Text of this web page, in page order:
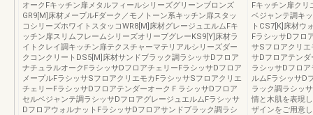
オークFキッチン扉メタルフィールシリーズグリーンブロンズ
GR9[M]床材メープルFダーク／モノトーン系キッチン扉スタッ
コシリーズホワイトスタッコWR8[M]床材グレージュエルムFキ
ッチン扉スリムフレームシリーズオリーブグレーKS9[Y]床材ラ
イトクレイ調キッチン扉テクスチャーマテリアルシリーズダー
クコンクリートDS5[M]床材サンドブラック調ラシッサDフロア
ナチュラルオークFラシッサDフロアチェリーFラシッサDフロア
メープルFラシッサSフロアクリエモカFラシッサSフロアクリエ
チェリーFラシッサDフロアテンダーオークＦラシッサDフロア
セルベジャンテ調ラシッサDフロアグレージュエルムFラシッサ
DフロアウォルナットFラシッサDフロアサンドブラック調ラシ
Fキッチン扉ク
ベジャンテ調キ
トCS7[K]床材ウ
FラシッサDフロ
サSフロアクリ
サDフロアテン
ラシッサDフロ
ルムFラシッサD
ラック調ラシッ
情と木肌を表現
ザインをご用意